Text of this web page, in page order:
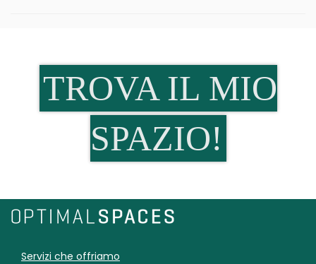
TROVA IL MIO
SPAZIO!
Servizi che offriamo